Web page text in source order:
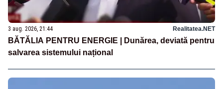
3 aug. 2026, 21:44 Realitatea.NET
BĂTĂLIA PENTRU ENERGIE | Dunărea, deviată pentru
salvarea sistemului național